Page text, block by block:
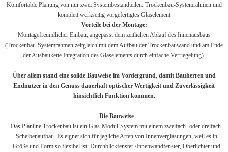
Komfortable Planung von nur zwei Systembestandteilen: Trockenbau-Systemrahmen und
komplett werkseitig vorgefertigtes Glaselement
Vorteile bei der Montage:
Montagefreundlicher Einbau, angepasst dem zeitlichen Ablauf des Innenausbaus
(Trockenbau-Systemrahmen zeitgleich mit dem Aufbau der Trockenbauwand und am Ende
der Ausbaukette Integration des Glaselements durch einfache Verriegelung).
Über allem stand eine solide Bauweise im Vordergrund, damit Bauherren und
Endnutzer in den Genuss dauerhaft optischer Wertigkeit und Zuverlässigkeit
hinsichtlich Funktion kommen.
Die Bauweise
Das Planline Trockenbau ist ein Glas-Modul-System mit einem zweifach- oder dreifach-
Scheibenaufbau. Es eignet sich für jegliche Arten von Innenverglasungen, weil es in
Größe und Form so flexibel ist: Durchblickfenster /Innenwandfenster, Oberlichter und